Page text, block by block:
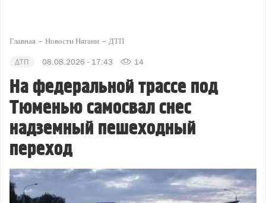
Главная Новости Нягани ДТП
ДТП 08.08.2026 - 17:43 14
На федеральной трассе под
Тюменью самосвал снес
надземный пешеходный
переход